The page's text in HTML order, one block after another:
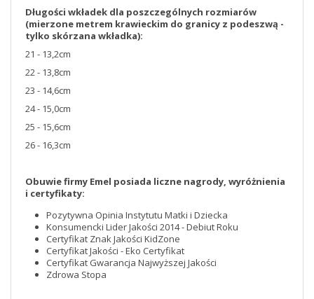
Długości wkładek dla poszczególnych rozmiarów
(mierzone metrem krawieckim do granicy z podeszwą -
tylko skórzana wkładka):
21 - 13,2cm
22 - 13,8cm
23 - 14,6cm
24 - 15,0cm
25 - 15,6cm
26 - 16,3cm
Obuwie firmy Emel posiada liczne nagrody, wyróżnienia
i certyfikaty:
Pozytywna Opinia Instytutu Matki i Dziecka
Konsumencki Lider Jakości 2014 - Debiut Roku
Certyfikat Znak Jakości KidZone
Certyfikat Jakości - Eko Certyfikat
Certyfikat Gwarancja Najwyższej Jakości
Zdrowa Stopa